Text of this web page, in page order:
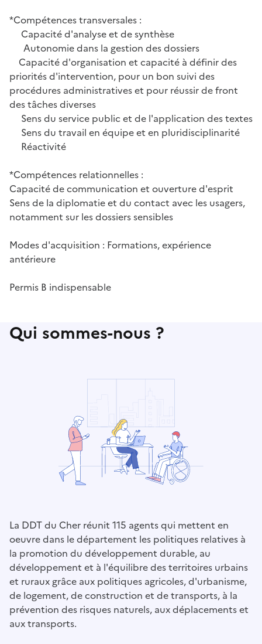
*Compétences transversales :
Capacité d'analyse et de synthèse
Autonomie dans la gestion des dossiers
Capacité d'organisation et capacité à définir des
priorités d'intervention, pour un bon suivi des
procédures administratives et pour réussir de front
des tâches diverses
Sens du service public et de l'application des textes
Sens du travail en équipe et en pluridisciplinarité
Réactivité
*Compétences relationnelles :
Capacité de communication et ouverture d'esprit
Sens de la diplomatie et du contact avec les usagers,
notamment sur les dossiers sensibles
Modes d'acquisition : Formations, expérience
antérieure
Permis B indispensable
Qui sommes-nous ?
La DDT du Cher réunit 115 agents qui mettent en
oeuvre dans le département les politiques relatives à
la promotion du développement durable, au
développement et à l'équilibre des territoires urbains
et ruraux grâce aux politiques agricoles, d'urbanisme,
de logement, de construction et de transports, à la
prévention des risques naturels, aux déplacements et
aux transports.